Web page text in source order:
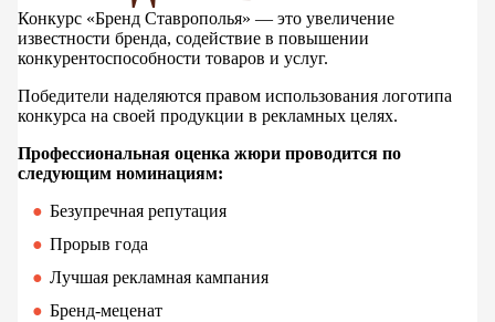
Конкурс «Бренд Ставрополья» — это увеличение
известности бренда, содействие в повышении
конкурентоспособности товаров и услуг.
Победители наделяются правом использования логотипа
конкурса на своей продукции в рекламных целях.
Профессиональная оценка жюри проводится по
следующим номинациям:
Безупречная репутация
Прорыв года
Лучшая рекламная кампания
Бренд-меценат